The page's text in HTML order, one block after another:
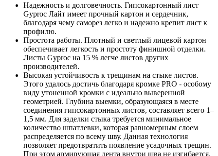
Надежность и долговечность. Гипсокартонный лист
Gyproc Лайт имеет прочный картон и сердечник,
благодаря чему саморез легко и надежно крепит лист к
профилю.
Простота работы. Плотный и светлый лицевой картон
обеспечивает легкость и простоту финишной отделки.
Листы Gyproc на 15 % легче листов других
производителей.
Высокая устойчивость к трещинам на стыке листов.
Этого удалось достичь благодаря кромке PRO - особому
виду утоненной кромки с идеально выверенной
геометрией. Глубина выемки, образующаяся в месте
соединения гипсокартонных листов, составляет всего 1–
1,5 мм. Для заделки стыка требуется минимальное
количество шпатлевки, которая равномерным слоем
распределяется по всему шву. Данная технология
позволяет предотвратить появление усадочных трещин.
При этом армирующая лента внутри шва не изгибается,